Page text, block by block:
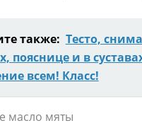
также: Тесто,
пояснице и в
всем! Класс!
масло мяты